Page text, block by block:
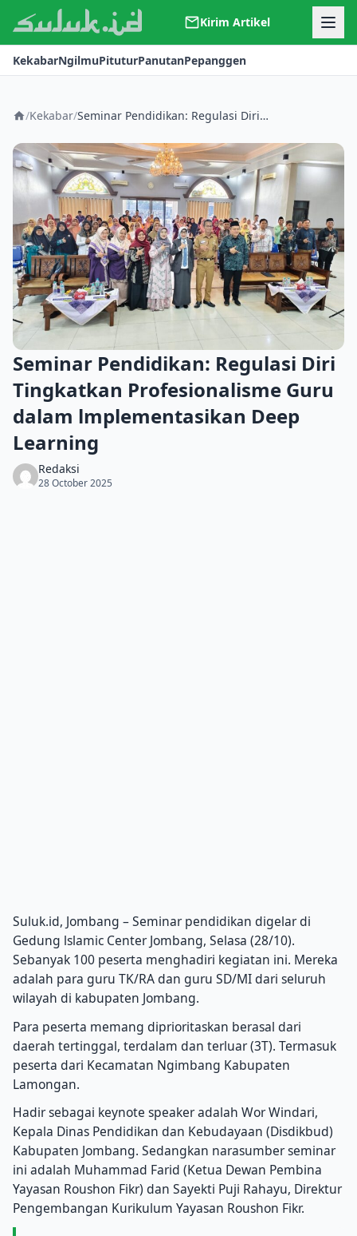
Kirim Artikel
Kerjasama
Kontak
KekabarNgilmuPituturPanutanPepanggen
/Kekabar/ Seminar Pendidikan: Regulasi Diri Tingkatkan Profesionalisme Guru dalam lmplementasikan Deep Learning
Seminar Pendidikan: Regulasi Diri
Tingkatkan Profesionalisme Guru
dalam lmplementasikan Deep
Learning
Redaksi
28 October 2025
Suluk.id, Jombang – Seminar pendidikan digelar di
Gedung lslamic Center Jombang, Selasa (28/10).
Sebanyak 100 peserta menghadiri kegiatan ini. Mereka
adalah para guru TK/RA dan guru SD/MI dari seluruh
wilayah di kabupaten Jombang.
Para peserta memang diprioritaskan berasal dari
daerah tertinggal, terdalam dan terluar (3T). Termasuk
peserta dari Kecamatan Ngimbang Kabupaten
Lamongan.
Hadir sebagai keynote speaker adalah Wor Windari,
Kepala Dinas Pendidikan dan Kebudayaan (Disdikbud)
Kabupaten Jombang. Sedangkan narasumber seminar
ini adalah Muhammad Farid (Ketua Dewan Pembina
Yayasan Roushon Fikr) dan Sayekti Puji Rahayu, Direktur
Pengembangan Kurikulum Yayasan Roushon Fikr.